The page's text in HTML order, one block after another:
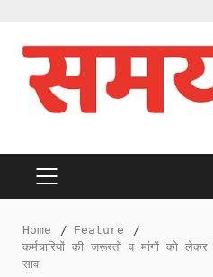
content
PRIMARY
Home
Feature
कर्मचारियों की जरूरतों व मांगों को
साव